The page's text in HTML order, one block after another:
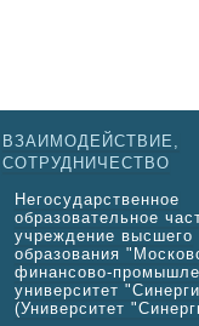
ВЗАИМОДЕЙСТВИЕ,
СОТРУДНИЧЕСТВО
Негосударственное
образовательное
учреждение высшего
образования
финансово-
университет
(Университет